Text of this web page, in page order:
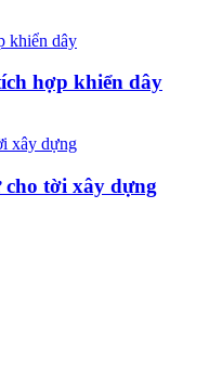
hợp khiển dây
tời xây dựng